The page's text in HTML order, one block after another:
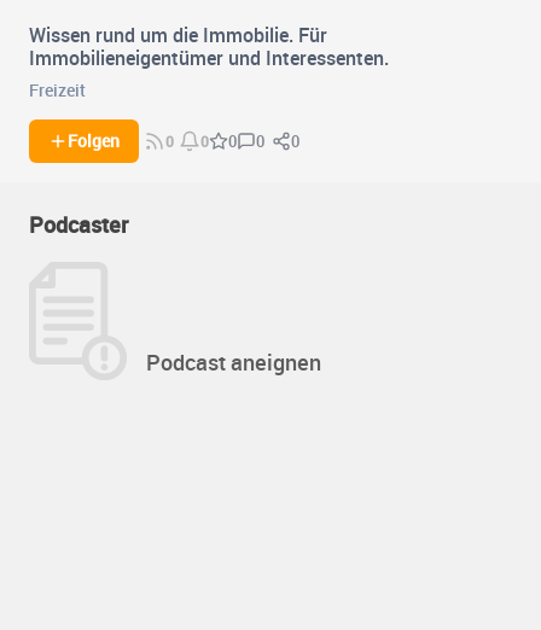
Wissen rund um die Immobilie. Für
Immobilieneigentümer und Interessenten.
Freizeit
Folgen 0 0 0 0 0
Podcaster
Podcast aneignen